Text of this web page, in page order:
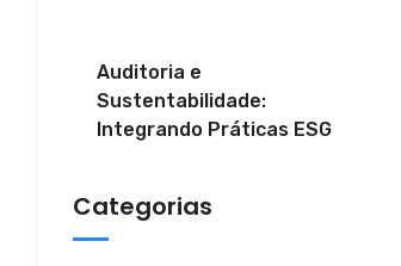
Auditoria e
Sustentabilidade:
Integrando Práticas ESG
Categorias